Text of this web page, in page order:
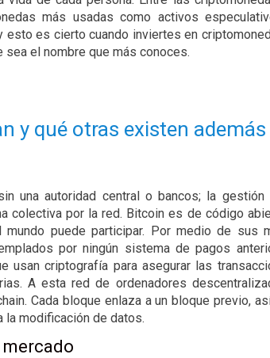
más usadas como activos
es cierto cuando inviertes en
el nombre que más conoces.
y qué otras existen además
una autoridad central o bancos; la gestión
colectiva por la red. Bitcoin es de código
puede participar. Por medio de sus
por ningún sistema de pagos
usan criptografía para asegurar las
A esta red de ordenadores
Cada bloque enlaza a un bloque previo,
la modificación de datos.